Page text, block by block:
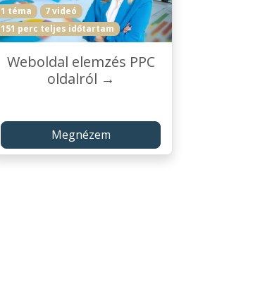
1 téma
7 videó
151 perc teljes időtartam
Weboldal elemzés PPC
oldalról →
Megnézem